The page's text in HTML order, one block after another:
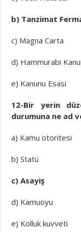
b) Tanzimat
c) Magna Carta
d) Hammurabi
e) Kanunu Esasi
12-Bir yerin
durumuna ne ad
a) Kamu otoritesi
b) Statü
c) Asayiş
d) Kamuoyu
e) Kolluk kuvveti